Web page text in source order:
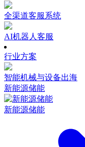
全渠道客服系统
AI机器人客服
行业方案
智能机械与设备出海
新能源储能
新能源储能